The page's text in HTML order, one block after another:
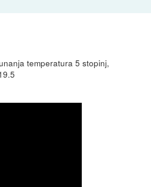
temperatura 5 stopinj,